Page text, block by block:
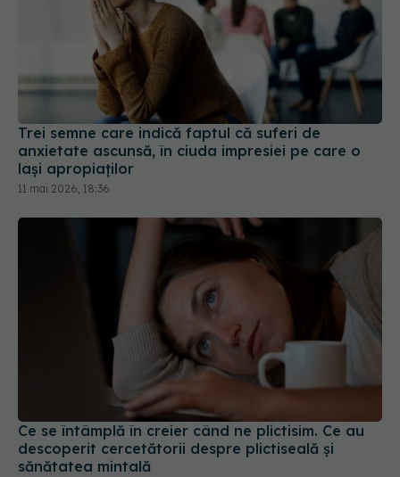
Trei semne care indică faptul că suferi de
anxietate ascunsă, în ciuda impresiei pe care o
lași apropiaților
11 mai 2026, 18:36
Ce se întâmplă în creier când ne plictisim. Ce au
descoperit cercetătorii despre plictiseală și
sănătatea mintală